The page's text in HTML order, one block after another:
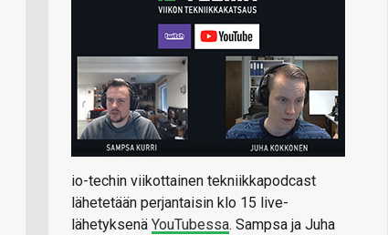
io-techin viikottainen tekniikkapodcast
lähetetään perjantaisin klo 15 live-
lähetyksenä YouTubessa. Sampsa ja Juha